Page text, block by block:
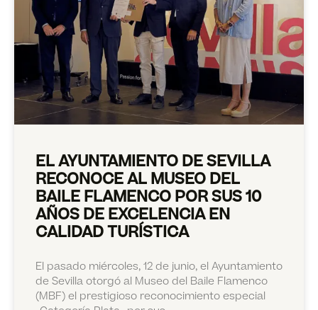
EL AYUNTAMIENTO DE SEVILLA
RECONOCE AL MUSEO DEL
BAILE FLAMENCO POR SUS 10
AÑOS DE EXCELENCIA EN
CALIDAD TURÍSTICA
El pasado miércoles, 12 de junio, el Ayuntamiento
de Sevilla otorgó al Museo del Baile Flamenco
(MBF) el prestigioso reconocimiento especial